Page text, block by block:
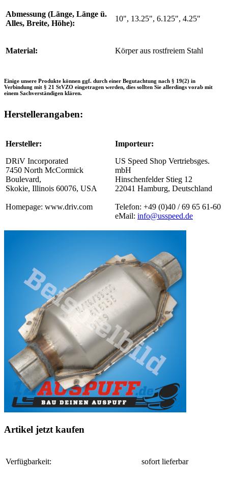
Abmessung (Länge, Länge ü.
Alles, Breite, Höhe):
10", 13.25", 6.125", 4.25"
Material: Körper aus rostfreiem Stahl
Einige unsere Produkte können ggf. durch einer Begutachtung nach § 19(2) in
Verbindung mit § 21 StVZO eingetragen werden, dies sollten Sie allerdings vorab mit
einem Sachverständigen klären.
Herstellerangaben:
Hersteller:
DRiV Incorporated
7450 North McCormick
Boulevard,
Skokie, Illinois 60076, USA
Homepage: www.driv.com
Importeur:
US Speed Shop Vertriebsges.
mbH
Hinschenfelder Stieg 12
22041 Hamburg, Deutschland
Telefon: +49 (0)40 / 69 65 61-60
eMail: info@usspeed.de
Artikel jetzt kaufen
Verfügbarkeit: sofort lieferbar